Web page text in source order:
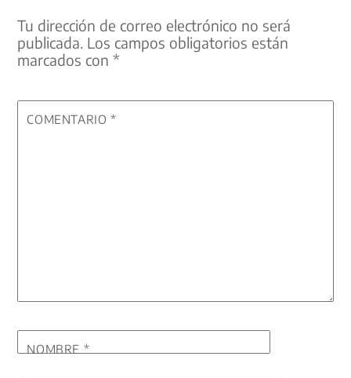
Tu dirección de correo electrónico no será
publicada. Los campos obligatorios están
marcados con*
COMENTARIO*
NOMBRE *